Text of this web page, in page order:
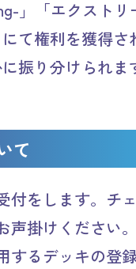
」「エクスト
て権利を獲得さ
振り分けられま
て
付をします。チ
声掛けください
るデッキの登